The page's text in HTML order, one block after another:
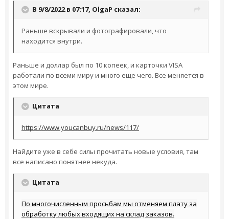
В 9/8/2022 в 07:17, OlgaP сказал:
Раньше вскрывали и фотографировали, что
находится внутри.
Раньше и доллар был по 10 копеек, и карточки VISA
работали по всеми миру и много еще чего. Все меняется в
этом мире.
Цитата
https://www.youcanbuy.ru/news/117/
Найдите уже в себе силы прочитать новые условия, там
все написано понятнее некуда.
Цитата
По многочисленным просьбам мы отменяем плату за
обработку любых входящих на склад заказов.